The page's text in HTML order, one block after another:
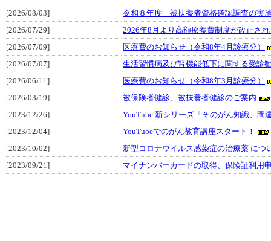
[2026/08/03]
令和８年度 被扶養者資格確認調査の実
[2026/07/29]
2026年8月より高額療養費制度が改正さ
[2026/07/09]
医療費のお知らせ（令和8年4月診療分）
[2026/07/07]
生活習慣病及び腎機能低下に関する受診
[2026/06/11]
医療費のお知らせ（令和8年3月診療分）
[2026/03/19]
被保険者健診、被扶養者健診のご案内
[2023/12/26]
YouTube 新シリーズ「そのがん知識、間
[2023/12/04]
YouTubeでのがん教育講座スタート！
[2023/10/02]
新型コロナウイルス感染症の治療薬 に
[2023/09/21]
マイナンバーカードの取得、保険証利用